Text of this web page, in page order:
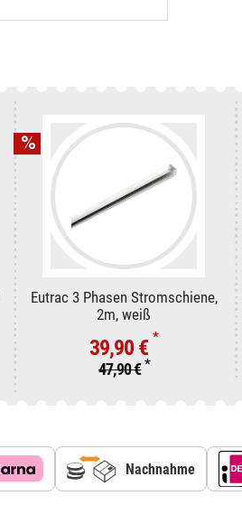
Eutrac 3 Phasen Stromschiene,
2m, weiß
47,90 € *
39,90 € *
Nachnahme